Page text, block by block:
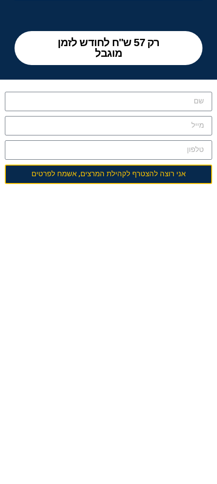
רק 57 ש"ח לחודש לזמן
מוגבל
אני רוצה להצטרף לקהילת המרצים, אשמח לפרטים